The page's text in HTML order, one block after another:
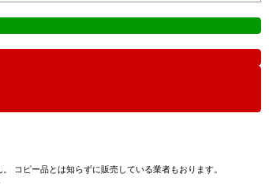
コピー品とは知らずに販売している業者もおります。